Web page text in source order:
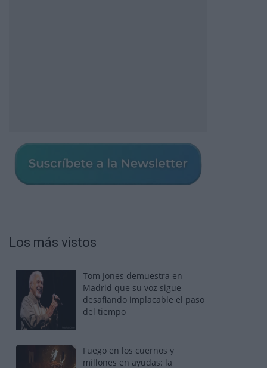
Los más vistos
Tom Jones demuestra en
Madrid que su voz sigue
desafiando implacable el paso
del tiempo
Fuego en los cuernos y
millones en ayudas: la